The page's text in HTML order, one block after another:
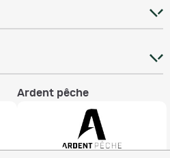
Ardent pêche